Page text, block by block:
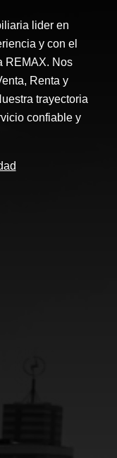
lider en
y con el
REMAX. Nos
Renta y
trayectoria
confiable y